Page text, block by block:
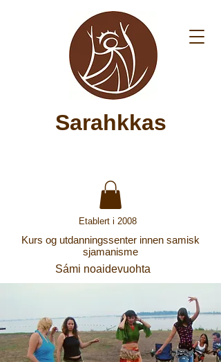
Sarahkkas
Kurs og utdanningssenter innen samisk
sjamanisme
Etablert i 2008
Sámi noaidevuohta